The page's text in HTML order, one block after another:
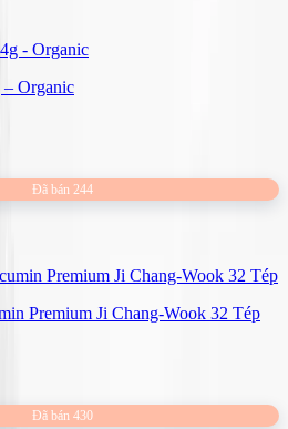
Organic
Đã bán 244
Premium Ji Chang-Wook 32 Tép
Đã bán 430